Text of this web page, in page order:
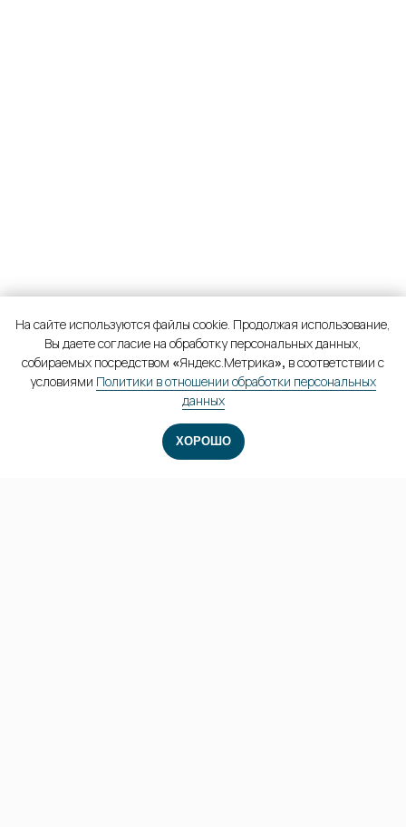
На сайте используются файлы cookie. Продолжая использование,
Вы даете согласие на обработку персональных данных,
собираемых посредством «Яндекс.Метрика», в соответствии с
условиями Политики в отношении обработки персональных
данных
ХОРОШО